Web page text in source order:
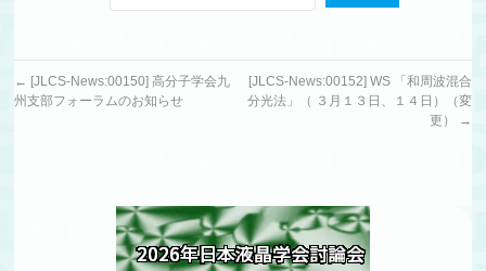
← [JLCS-News:00150] 高分子学会九
州支部フォーラムのお知らせ
[JLCS-News:00152] WS 「和周波混合
分光法」（ ３月１３日、１４日）（変
更）
→